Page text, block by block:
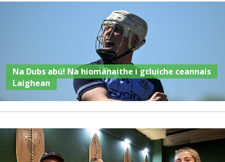
Na Dubs abú! Na hiománaithe i gcluiche ceannais
Laighean